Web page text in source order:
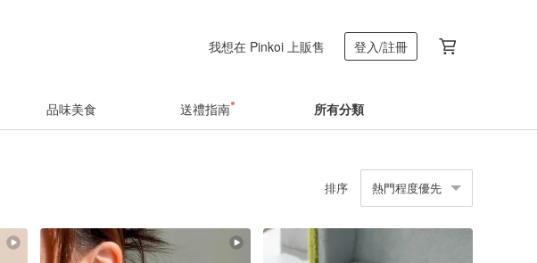
我想在 Pinkoi 上販售 登入/註冊
品味美食 送禮指南 所有分類
排序 熱門程度優先